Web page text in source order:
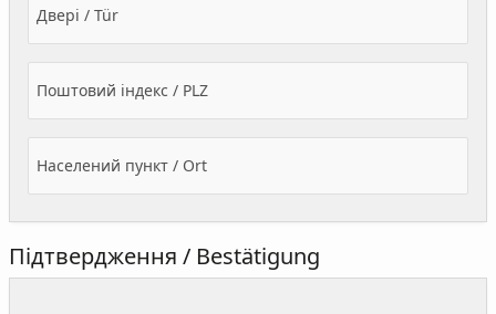
Двері / Tür
Поштовий індекс / PLZ
Населений пункт / Ort
Підтвердження / Bestätigung